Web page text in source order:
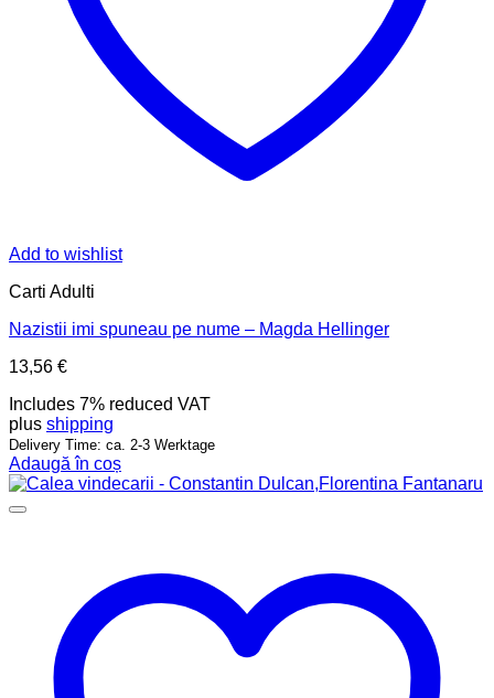
Add to wishlist
Carti Adulti
Nazistii imi spuneau pe nume – Magda Hellinger
13,56 €
Includes 7% reduced VAT
plus shipping
Delivery Time: ca. 2-3 Werktage
Adaugă în coș